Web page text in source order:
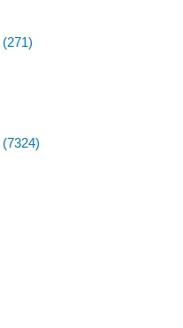
(271)
(7324)